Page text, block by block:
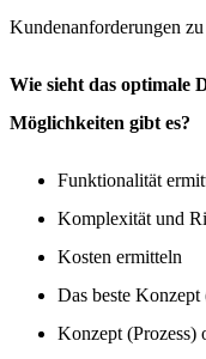
Kundenanforderungen
Wie sieht das optimale
Möglichkeiten gibt es?
Funktionalität
Komplexität und
Kosten ermitteln
Das beste Konzept
Konzept (Prozess)